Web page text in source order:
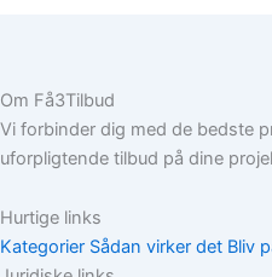
Om Få3Tilbud
Vi forbinder dig med de bedste
uforpligtende tilbud på dine
Hurtige links
Kategorier Sådan virker det Bliv